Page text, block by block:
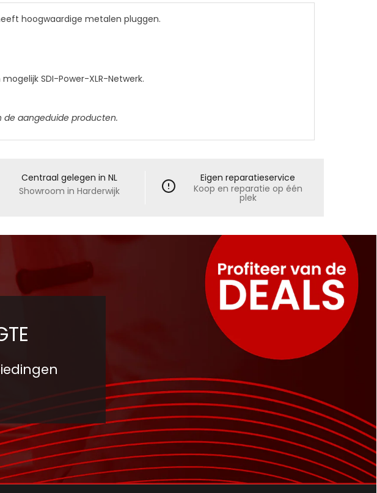
hoogwaardige metalen pluggen.
SDI-Power-XLR-Netwerk.
de aangeduide producten.
Centraal gelegen in NL
Showroom in Harderwijk
Eigen reparatieservice
Koop en reparatie op één
plek